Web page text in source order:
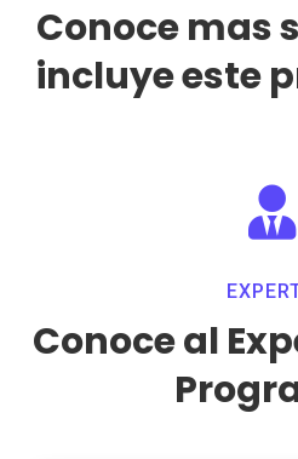
Conoce mas
incluye este

Conoce al